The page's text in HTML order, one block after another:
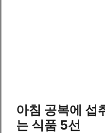
아침 공복에 섭
는 식품 5선